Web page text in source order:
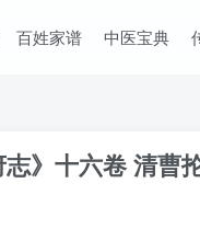
百姓家谱 中医宝典
》十六卷 清曹